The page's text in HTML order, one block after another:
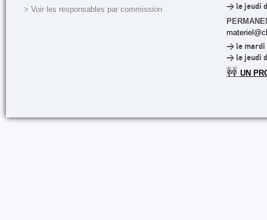
> Voir les responsables par commission
> le jeudi
> le mardi
> le jeudi
🚧 UN